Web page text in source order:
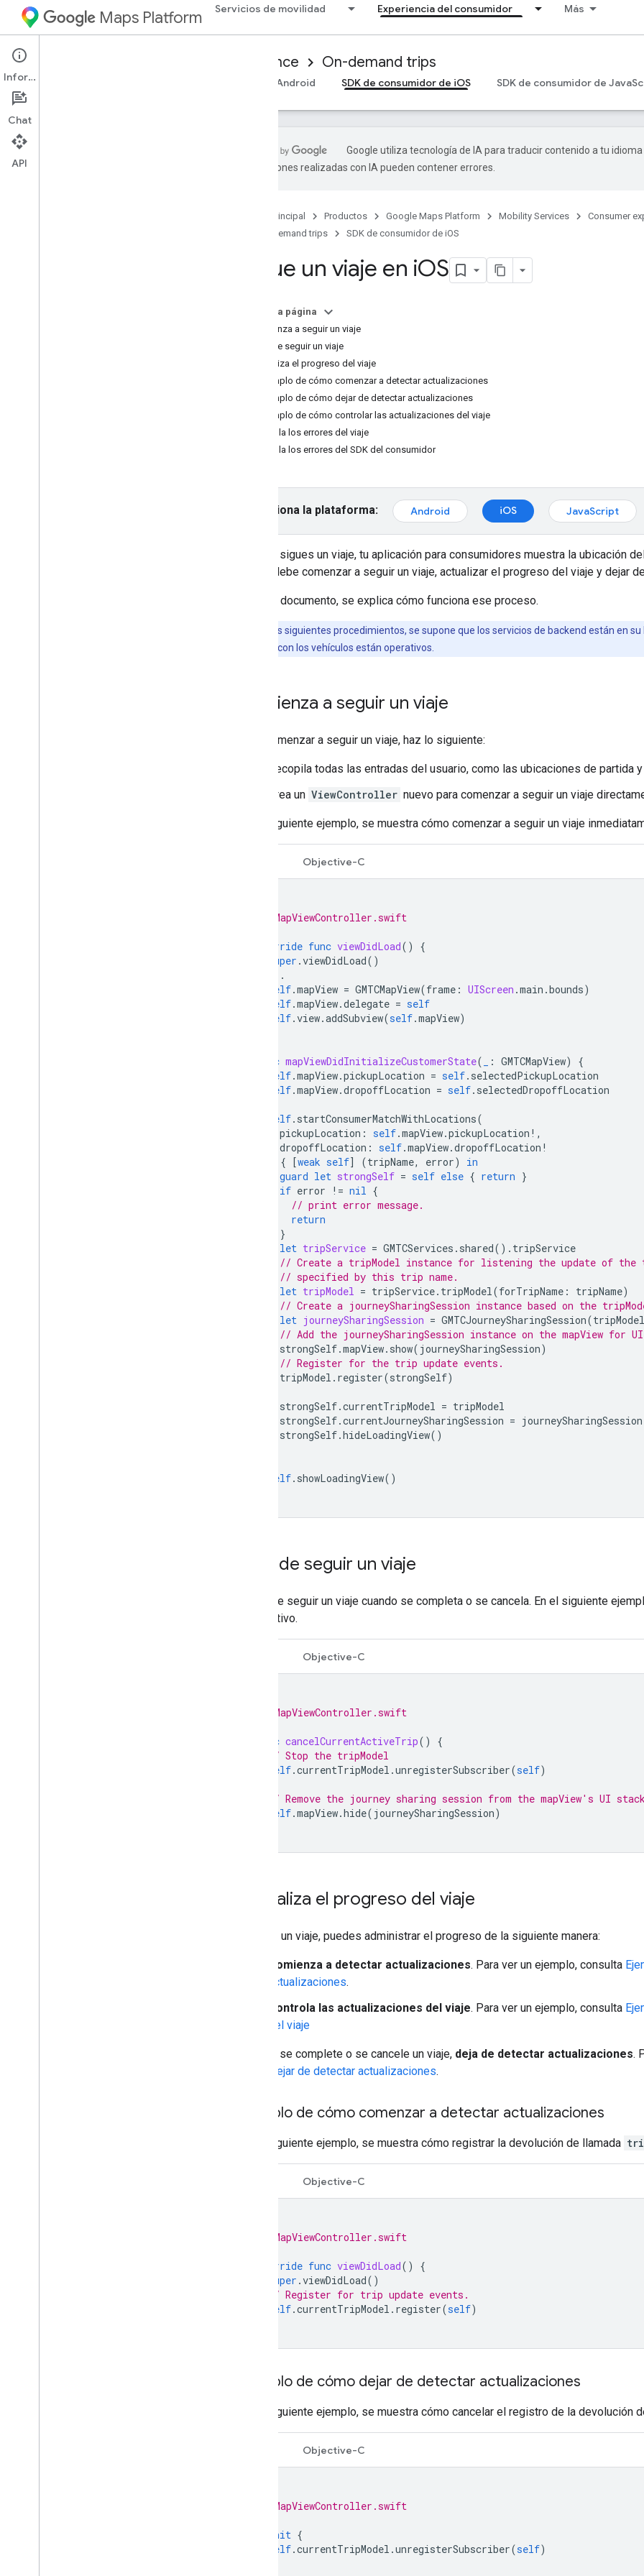
Maps Platform Servicios de movilidad Experiencia del consumidor Más
Mobility Services Consumer experience On-demand trips
Descripción general SDK para consumidores de Android SDK de consumidor de iOS SDK de consumidor de
Google utiliza tecnología de IA para traducir contenido a tu
traducciones realizadas con IA pueden contener errores.
Página principal Productos Google Maps Platform Mobility Services
Consumer
On-demand trips
SDK de consumidor de iOS
Sigue un viaje en iOS
En esta página
Comienza a seguir un viaje
Deja de seguir un viaje
Actualiza el progreso del viaje
Ejemplo de cómo comenzar a detectar actualizaciones
Ejemplo de cómo dejar de detectar actualizaciones
Ejemplo de cómo controlar las actualizaciones del viaje
Controla los errores del viaje
Controla los errores del SDK del consumidor
Selecciona la plataforma: Android iOS JavaScript
Cuando sigues un viaje, tu aplicación para consumidores muestra la ubicación
tu app debe comenzar a seguir un viaje, actualizar el progreso del viaje y dejar
En este documento, se explica cómo funciona ese proceso.
En los siguientes procedimientos, se supone que los servicios de backend están en
consumidores con los vehículos están operativos.
Comienza a seguir un viaje
Para comenzar a seguir un viaje, haz lo siguiente:
Recopila todas las entradas del usuario, como las ubicaciones de partida
Crea un ViewController nuevo para comenzar a seguir un viaje
En el siguiente ejemplo, se muestra cómo comenzar a seguir un viaje
Objective-C
* MapViewController.swift
override func viewDidLoad()
{
super .viewDidLoad()
...
self.mapView = GMTCMapView(frame : UIScreen .main .bounds)
self.mapView.delegate = self
self.view.addSubview(self.mapView)
func mapViewDidInitializeCustomerState( : GMTCMapView)
{
self.mapView.pickupLocation = self. selectedPickupLocation
self.mapView.dropoffLocation = self. selectedDropoffLocation
self. startConsumerMatchWithLocations(
pickupLocation : self.mapView.pickupLocation !,
dropoffLocation : self.mapView.dropoffLocation !
{ [weak self] (tripName, error)
in
guard let strongSelf = self else { return }
if error != nil {
// print error message.
return
}
let tripService = GMTCServices . shared(). tripService
// Create a tripModel instance for listening the update of
// specified by this trip name.
let tripModel = tripService. tripModel(forTripName : tripName)
// Create a journeySharingSession instance based on the
let journeySharingSession = GMTCJourneySharingSession(tripModel
// Add the journeySharingSession instance on the mapView for
strongSelf.mapView. show( journeySharingSession)
// Register for the trip update events.
tripModel . register(strongSelf)
strongSelf.currentTripModel = tripModel
strongSelf.currentJourneySharingSession = journeySharingSession
strongSelf.hideLoadingView()
self. showLoadingView()
Deja de seguir un viaje
Dejas de seguir un viaje cuando se completa o se cancela. En el siguiente
viaje activo.
Objective-C
* MapViewController.swift
func cancelCurrentActiveTrip()
{
// Stop the tripModel
self.currentTripModel .unregisterSubscriber(self)
// Remove the journey sharing session from the mapView's UI
self.mapView.hide( journeySharingSession)
Actualiza el progreso del viaje
Durante un viaje, puedes administrar el progreso de la siguiente manera:
Comienza a detectar actualizaciones. Para ver un ejemplo, consulta
actualizaciones.
Controla las actualizaciones del viaje. Para ver un ejemplo, consulta
del viaje
Cuando se complete o se cancele un viaje, deja de detectar actualizaciones.
cómo dejar de detectar actualizaciones.
Ejemplo de cómo comenzar a detectar actualizaciones
En el siguiente ejemplo, se muestra cómo registrar la devolución de llamada
Objective-C
* MapViewController.swift
override func viewDidLoad()
{
super .viewDidLoad()
// Register for trip update events.
self.currentTripModel . register(self)
Ejemplo de cómo dejar de detectar actualizaciones
En el siguiente ejemplo, se muestra cómo cancelar el registro de la devolución
Objective-C
* MapViewController.swift
deinit {
self.currentTripModel .unregisterSubscriber(self)
Información
Chat
API